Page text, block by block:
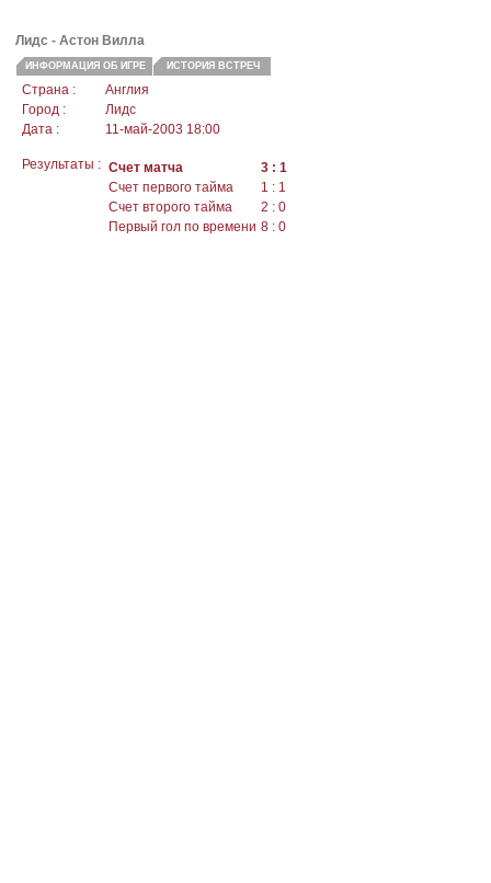
Лидс - Астон Вилла
ИНФОРМАЦИЯ ОБ ИГРЕ ИСТОРИЯ ВСТРЕЧ
Страна :
Англия
Город :
Лидс
Дата :
11-май-2003 18:00
Результаты : Счет матча
3 : 1
Счет первого тайма
1 : 1
Счет второго тайма
2 : 0
Первый гол по времени 8 : 0